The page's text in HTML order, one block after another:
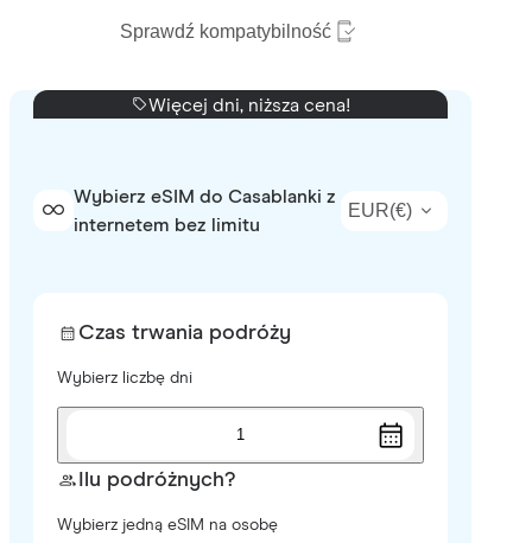
Sprawdź kompatybilność
Więcej dni, niższa cena!
Wybierz eSIM do Casablanki z
internetem bez limitu
EUR(€)
Czas trwania podróży
Wybierz liczbę dni
1
Ilu podróżnych?
Wybierz jedną eSIM na osobę